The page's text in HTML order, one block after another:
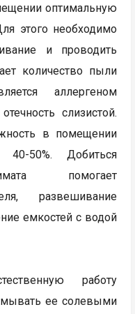
оптимальную
этого необходимо
и проводить
количество пыли
аллергеном
слизистой.
в помещении
50%. Добиться
помогает
развешивание
емкостей с водой
работу
ее солевыми